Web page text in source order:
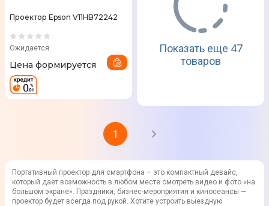
Проектор Epson V11HB72242
Ожидается
Цена формируется
Показать еще 47
товаров
1
Портативный проектор для смартфона – это компактный девайс,
который дает возможность в любом месте смотреть видео и фото «на
большом экране». Праздники, бизнес-мероприятия и киносеансы —
проектор будет всегда под рукой. Хотите устроить выездную